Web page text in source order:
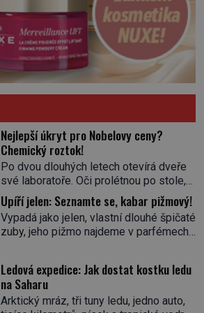
Nejlepší úkryt pro Nobelovy ceny?
Chemický roztok!
Po dvou dlouhých letech otevírá dveře
své laboratoře. Oči prolétnou po stole,
aby pak ulpěly na regálu, kde se nachází
všemožné látky. Hledá žluto-oranžovou
tekutinu, jakmile ji zahlédne, nesmírně
se mu uleví. Teď může svůj plán
skrývá směs s názvem lučavka
královská. Svůj přídomek nemá pro nic
za nic, […]
Upíří jelen: Seznamte se, kabar pižmový!
Vypadá jako jelen, vlastní dlouhé špičaté
zuby, jeho pižmo najdeme v parfémech
jediného zástupce zvířecí říše – kabara
pižmového. V Evropě ho jako první
popíše švédský botanik Carl Linné
Ledová expedice: Jak dostat kostku ledu
na Saharu
Arktický mráz, tři tuny ledu, jedno auto,